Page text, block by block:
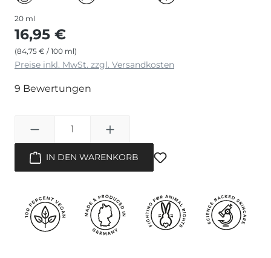
20 ml
16,95 €
(84,75 € / 100 ml)
Preise inkl. MwSt. zzgl. Versandkosten
9 Bewertungen
IN DEN WARENKORB